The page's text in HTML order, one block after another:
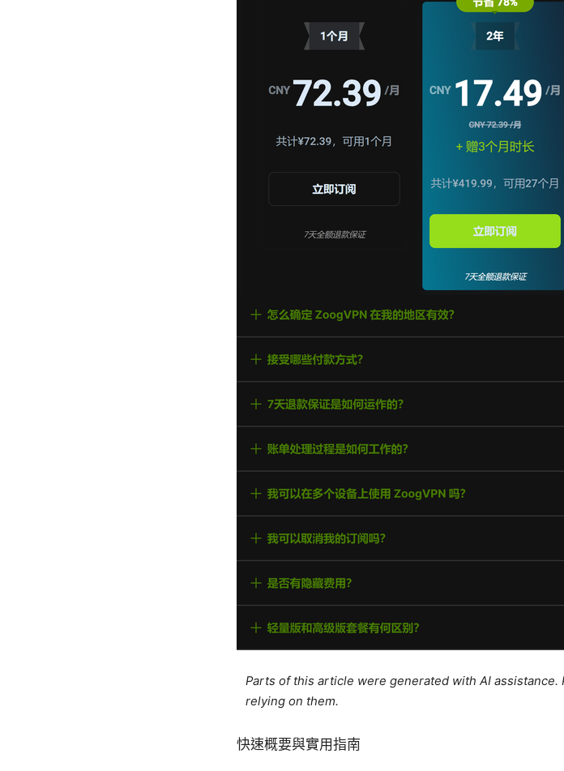
Parts of this article were generated with AI
relying on them.
快速概要與實用指南